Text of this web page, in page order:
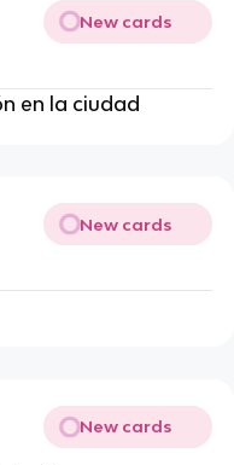
New cards
en la ciudad
New cards
New cards